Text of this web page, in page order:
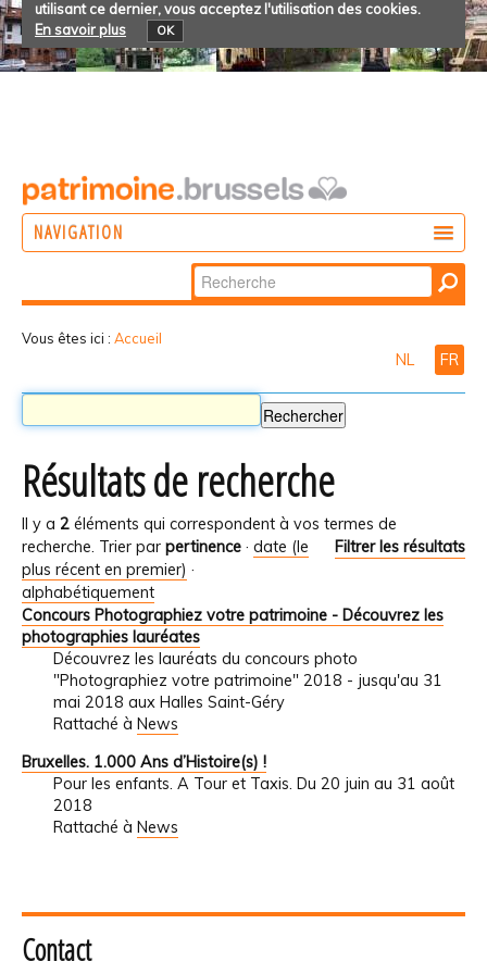
utilisant ce dernier, vous acceptez l'utilisation des cookies.
En savoir plus
OK
NAVIGATION
Chercher par
Recherche
Vous êtes ici : Accueil
NL FR
Résultats de recherche
Il y a 2 éléments qui correspondent à vos termes de
recherche.
Filtrer les résultats
Trier par pertinence · date (le
plus récent en premier) ·
alphabétiquement
Concours Photographiez votre patrimoine - Découvrez les
photographies lauréates
Découvrez les lauréats du concours photo
"Photographiez votre patrimoine" 2018 - jusqu'au 31
mai 2018 aux Halles Saint-Géry
Rattaché à News
Bruxelles. 1.000 Ans d’Histoire(s) !
Pour les enfants. A Tour et Taxis. Du 20 juin au 31 août
2018
Rattaché à News
Contact